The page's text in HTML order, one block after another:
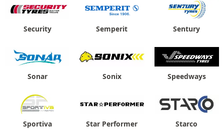
Security Semperit Sentury
Sonar Sonix Speedways
Sportiva Star Performer Starco